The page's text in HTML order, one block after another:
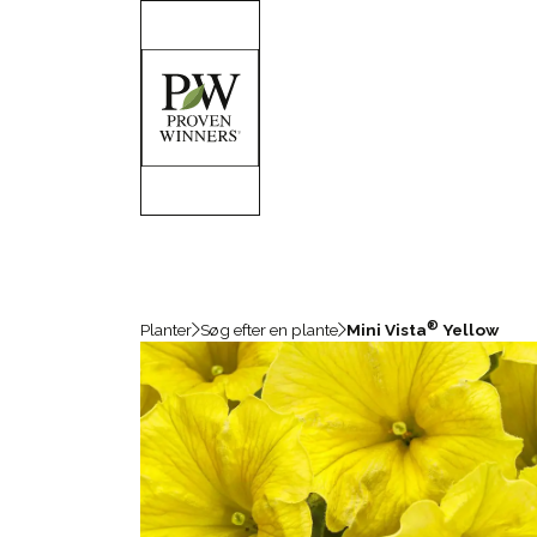
Planter Søg efter en plante Mini Vista® Yellow